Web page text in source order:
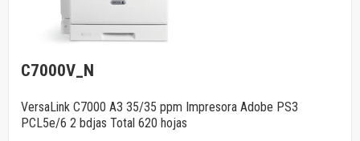
C7000V_N
VersaLink C7000 A3 35/35 ppm Impresora Adobe PS3
PCL5e/6 2 bdjas Total 620 hojas